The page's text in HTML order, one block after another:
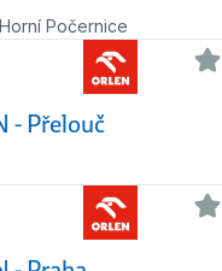
Počernice
- Přelouč